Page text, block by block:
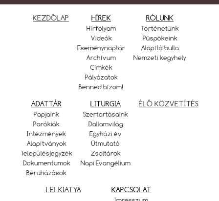
KEZDŐLAP HÍREK
Hírfolyam
Videók
Eseménynaptár
Archívum
Címkék
Pályázatok
Benned bízom!
RÓLUNK
Történetünk
Püspökeink
Alapító bulla
Nemzeti kegyhely
ADATTÁR
Papjaink
Parókiák
Intézmények
Alapítványok
Településjegyzék
Dokumentumok
Beruházások
LITURGIA
Szertartásaink
Dallamvilág
Egyházi év
Útmutató
Zsoltárok
Napi Evangélium
ÉLŐ KÖZVETÍTÉS
LELKIATYA KAPCSOLAT